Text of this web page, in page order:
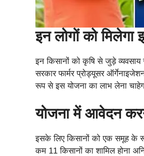
इन लोगों को मिलेगा
इन किसानों को कृषि से जुड़े
सरकार फार्मर प्रोड्यूसर
रूप से इस योजना का लाभ लेना
योजना में आवेदन
इसके लिए किसानों को एक समूह के
कम 11 किसानों का शामिल होना